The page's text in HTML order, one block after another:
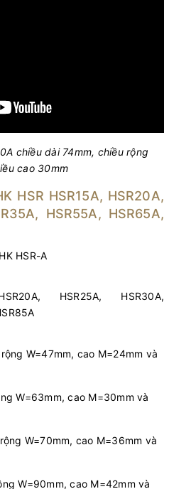
chiều dài 74mm, chiều rộng
cao 30mm
HSR HSR15A, HSR20A,
HSR55A, HSR65A,
HSR-A
HSR25A, HSR30A,
W=47mm, cao M=24mm và
W=63mm, cao M=30mm và
W=70mm, cao M=36mm và
W=90mm, cao M=42mm và